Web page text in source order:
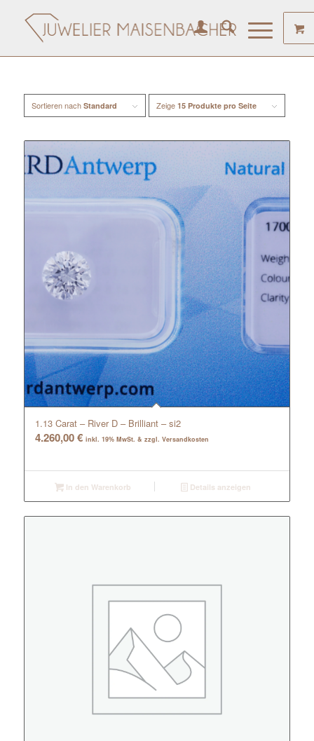
Sortieren nach Standard Zeige 15 Produkte pro Seite
1.13 Carat – River D – Brilliant – si2
4.260,00€ inkl. 19% MwSt. & zzgl. Versandkosten
In den Warenkorb Details anzeigen